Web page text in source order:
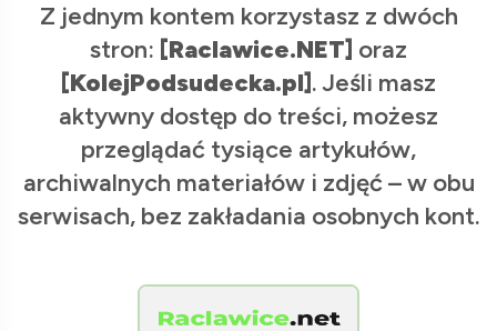
Z jednym kontem korzystasz z dwóch
stron: [Raclawice.NET] oraz
[KolejPodsudecka.pl]. Jeśli masz
aktywny dostęp do treści, możesz
przeglądać tysiące artykułów,
archiwalnych materiałów i zdjęć – w obu
serwisach, bez zakładania osobnych kont.